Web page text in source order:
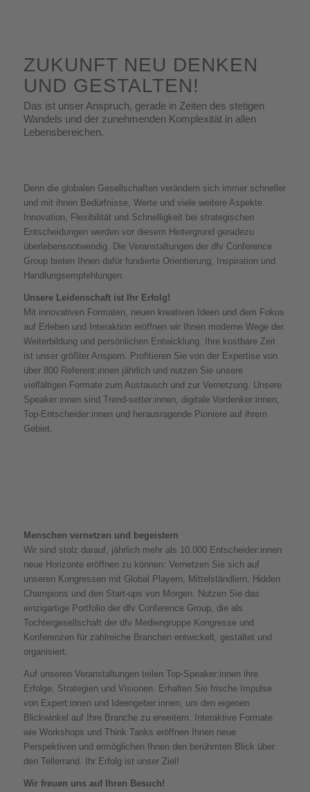
ZUKUNFT NEU DENKEN
UND GESTALTEN!
Das ist unser Anspruch, gerade in Zeiten des stetigen
Wandels und der zunehmenden Komplexität in allen
Lebensbereichen.
Denn die globalen Gesellschaften verändern sich immer schneller
und mit ihnen Bedürfnisse, Werte und viele weitere Aspekte.
Innovation, Flexibilität und Schnelligkeit bei strategischen
Entscheidungen werden vor diesem Hintergrund geradezu
überlebensnotwendig. Die Veranstaltungen der dfv Conference
Group bieten Ihnen dafür fundierte Orientierung, Inspiration und
Handlungsempfehlungen.
Unsere Leidenschaft ist Ihr Erfolg!
Mit innovativen Formaten, neuen kreativen Ideen und dem Fokus
auf Erleben und Interaktion eröffnen wir Ihnen moderne Wege der
Weiterbildung und persönlichen Entwicklung. Ihre kostbare Zeit
ist unser größter Ansporn. Profitieren Sie von der Expertise von
über 800 Referent:innen jährlich und nutzen Sie unsere
vielfältigen Formate zum Austausch und zur Vernetzung. Unsere
Speaker:innen sind Trend-setter:innen, digitale Vordenker:innen,
Top-Entscheider:innen und herausragende Pioniere auf ihrem
Gebiet.
Menschen vernetzen und begeistern
Wir sind stolz darauf, jährlich mehr als 10.000 Entscheider:innen
neue Horizonte eröffnen zu können: Vernetzen Sie sich auf
unseren Kongressen mit Global Playern, Mittelständlern, Hidden
Champions und den Start-ups von Morgen. Nutzen Sie das
einzigartige Portfolio der dfv Conference Group, die als
Tochtergesellschaft der dfv Mediengruppe Kongresse und
Konferenzen für zahlreiche Branchen entwickelt, gestaltet und
organisiert.
Auf unseren Veranstaltungen teilen Top-Speaker:innen ihre
Erfolge, Strategien und Visionen. Erhalten Sie frische Impulse
von Expert:innen und Ideengeber:innen, um den eigenen
Blickwinkel auf Ihre Branche zu erweitern. Interaktive Formate
wie Workshops und Think Tanks eröffnen Ihnen neue
Perspektiven und ermöglichen Ihnen den berühmten Blick über
den Tellerrand. Ihr Erfolg ist unser Ziel!
Wir freuen uns auf Ihren Besuch!